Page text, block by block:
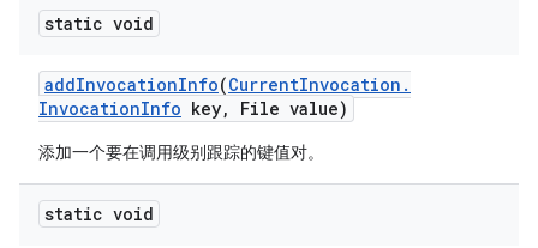
static void
addInvocationInfo(CurrentInvocation .
InvocationInfo key, File value)
添加一个要在调用级别跟踪的键值对。
static void